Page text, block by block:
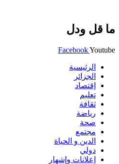
ما قل ودل
FacebookYoutube
الرئيسية
الجزائر
إقتصاد
تعليم
ثقافة
رياضة
صحة
مجتمع
الدين و الحياة
دولي
إعلانات وإشهار